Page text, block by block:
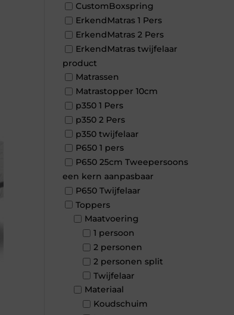
CustomBoxspring
ErkendMatras 1 Pers
ErkendMatras 2 Pers
ErkendMatras twijfelaar
product
Matrassen
Matrastopper 10cm
p350 1 Pers
p350 2 Pers
p350 twijfelaar
P650 1 pers
P650 25cm Tweepersoons
een kern aanpasbaar
P650 Twijfelaar
Toppers
Maatvoering
1 persoon
2 personen
2 personen split
Twijfelaar
Materiaal
Koudschuim